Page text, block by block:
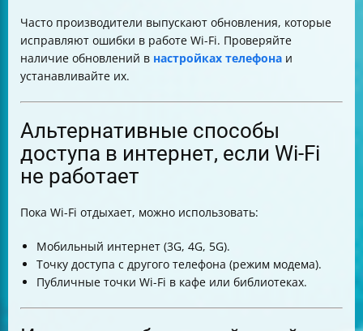
Часто производители выпускают обновления, которые
исправляют ошибки в работе Wi-Fi. Проверяйте
наличие обновлений в настройках телефона и
устанавливайте их.
Альтернативные способы
доступа в интернет, если Wi-Fi
не работает
Пока Wi-Fi отдыхает, можно использовать:
Мобильный интернет (3G, 4G, 5G).
Точку доступа с другого телефона (режим модема).
Публичные точки Wi-Fi в кафе или библиотеках.